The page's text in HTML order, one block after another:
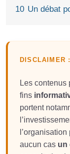
10 Un débat
DISCLAIMER :
Les contenus
fins
portent
aucun cas un